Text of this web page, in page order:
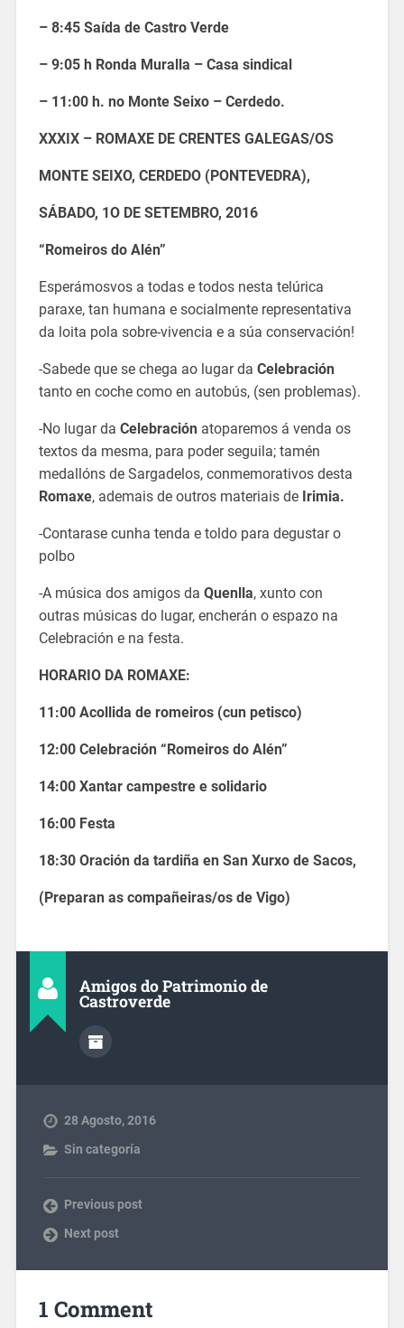
– 8:45 Saída de Castro Verde
– 9:05 h Ronda Muralla – Casa sindical
– 11:00 h. no Monte Seixo – Cerdedo.
XXXIX – ROMAXE DE CRENTES GALEGAS/OS
MONTE SEIXO, CERDEDO (PONTEVEDRA),
SÁBADO, 1O DE SETEMBRO, 2016
“Romeiros do Alén”
Esperámosvos a todas e todos nesta telúrica
paraxe, tan humana e socialmente representativa
da loita pola sobre-vivencia e a súa conservación!
-Sabede que se chega ao lugar da Celebración
tanto en coche como en autobús, (sen problemas).
-No lugar da Celebraciónatoparemos á venda os
textos da mesma, para poder seguila; tamén
medallóns de Sargadelos, conmemorativos desta
Romaxe, ademais de outros materiais de Irimia.
-Contarase cunha tenda e toldo para degustar o
polbo
-A música dos amigos da Quenlla, xunto con
outras músicas do lugar, encherán o espazo na
Celebración e na festa.
HORARIO DA ROMAXE:
11:00 Acollida de romeiros (cun petisco)
12:00 Celebración “Romeiros do Alén”
14:00 Xantar campestre e solidario
16:00 Festa
18:30 Oración da tardiña en San Xurxo de Sacos,
(Preparan as compañeiras/os de Vigo)
Amigos do Patrimonio de
Castroverde
28 Agosto, 2016
Sin categoría
Previous post
Next post
1 Comment